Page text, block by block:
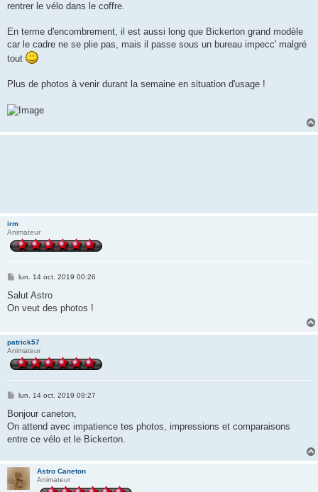
rentrer le vélo dans le coffre.
En terme d'encombrement, il est aussi long que Bickerton grand modèle
car le cadre ne se plie pas, mais il passe sous un bureau impecc' malgré
tout
Plus de photos à venir durant la semaine en situation d'usage !
irm
Animateur
M
s
a
lun. 14 oct. 2019 00:26
Salut Astro
On veut des photos !
patrick57
Animateur
M
s
a
g
lun. 14 oct. 2019 09:27
Bonjour caneton,
On attend avec impatience tes photos, impressions et comparaisons
entre ce vélo et le Bickerton.
Astro Caneton
Animateur